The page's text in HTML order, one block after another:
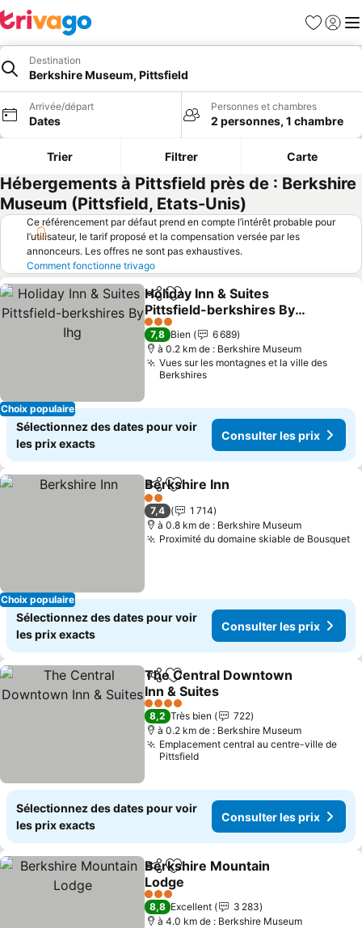
Favoris
Se
Destination
Berkshire Museum, Pittsfield
Arrivée/départ
Dates
Personnes et chambres
2 personnes, 1 chambre
Trier Filtrer Carte
Hébergements à Pittsfield près de : Berkshire
Museum (Pittsfield, Etats-Unis)
Ce référencement par défaut prend en compte l’intérêt probable pour
l’utilisateur, le tarif proposé et la compensation versée par les
annonceurs. Les offres ne sont pas exhaustives.
Comment fonctionne trivago
Choix populaire
PartagerAjouter à mes favoris
Holiday Inn & Suites
Pittsfield-berkshires By
Ihg
Consulter les prix
3 Étoiles
7,8 Bien
6 689
à 0.2 km de : Berkshire Museum
Vues sur les montagnes et la ville des
Berkshires
Sélectionnez des dates pour voir
les prix exacts
Consulter les prix
Choix populaire
PartagerAjouter à mes favoris
Berkshire Inn
2 Étoiles
7,4
1 714
à 0.8 km de : Berkshire Museum
Proximité du domaine skiable de Bousquet
Sélectionnez des dates pour voir
les prix exacts
Consulter les prix
PartagerAjouter à mes favoris
The Central Downtown
Inn & Suites
Consulter les prix
4 Étoiles
8,2 Très bien
722
à 0.2 km de : Berkshire Museum
Emplacement central au centre-ville de
Pittsfield
Sélectionnez des dates pour voir
les prix exacts
Consulter les prix
PartagerAjouter à mes favoris
Berkshire Mountain
Lodge
Consulter les prix
3 Étoiles
8,8 Excellent
3 283
à 4.0 km de : Berkshire Museum